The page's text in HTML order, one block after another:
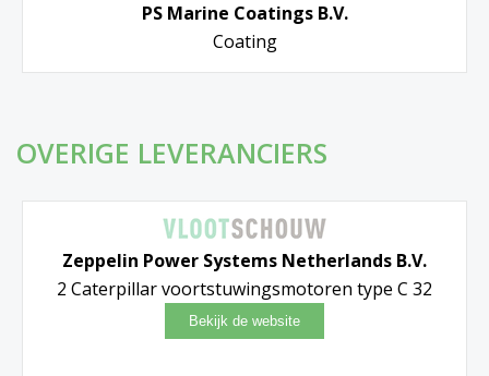
PS Marine Coatings B.V.
Coating
OVERIGE LEVERANCIERS
Zeppelin Power Systems Netherlands B.V.
2 Caterpillar voortstuwingsmotoren type C 32